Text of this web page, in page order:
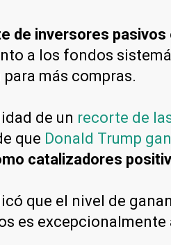
de inversores pasivos
a los fondos
más compras.
de un recorte de
que Donald Trump
catalizadores
que el nivel de
es excepcionalmente